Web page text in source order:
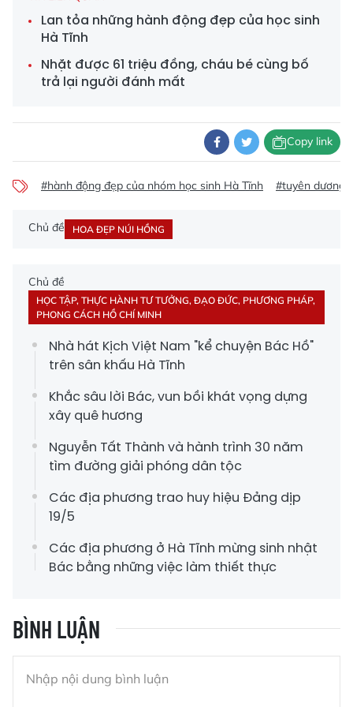
Lan tỏa những hành động đẹp của học sinh
Hà Tĩnh
Nhặt được 61 triệu đồng, cháu bé cùng bố
trả lại người đánh mất
Copy link
#hành động đẹp của nhóm học sinh Hà Tĩnh #tuyên dương
Chủ đề HOA ĐẸP NÚI HỒNG
Chủ đề
HỌC TẬP, THỰC HÀNH TƯ TƯỞNG, ĐẠO ĐỨC, PHƯƠNG PHÁP,
PHONG CÁCH HỒ CHÍ MINH
Nhà hát Kịch Việt Nam "kể chuyện Bác Hồ"
trên sân khấu Hà Tĩnh
Khắc sâu lời Bác, vun bồi khát vọng dựng
xây quê hương
Nguyễn Tất Thành và hành trình 30 năm
tìm đường giải phóng dân tộc
Các địa phương trao huy hiệu Đảng dịp
19/5
Các địa phương ở Hà Tĩnh mừng sinh nhật
Bác bằng những việc làm thiết thực
BÌNH LUẬN